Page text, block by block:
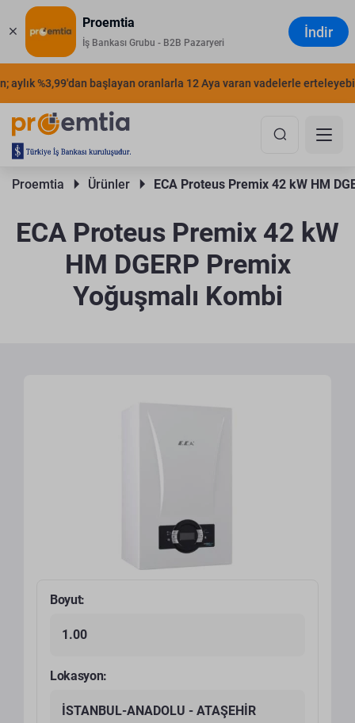
Proemtia
İş Bankası Grubu - B2B Pazaryeri
İndir
aylık %3,99'dan başlayan oranlarla 12 Aya varan vadelerle
Proemtia Ürünler ECA Proteus Premix 42 kW HM
ECA Proteus Premix 42 kW
HM DGERP Premix
Yoğuşmalı Kombi
Boyut:
1.00
Lokasyon:
İSTANBUL-ANADOLU - ATAŞEHİR